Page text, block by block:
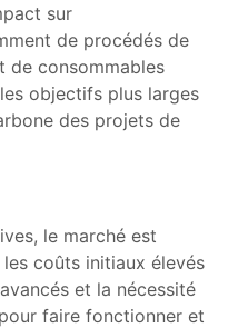
sur
de procédés de
de consommables
objectifs plus larges
des projets de
le marché est
coûts initiaux élevés
et la nécessité
faire fonctionner et